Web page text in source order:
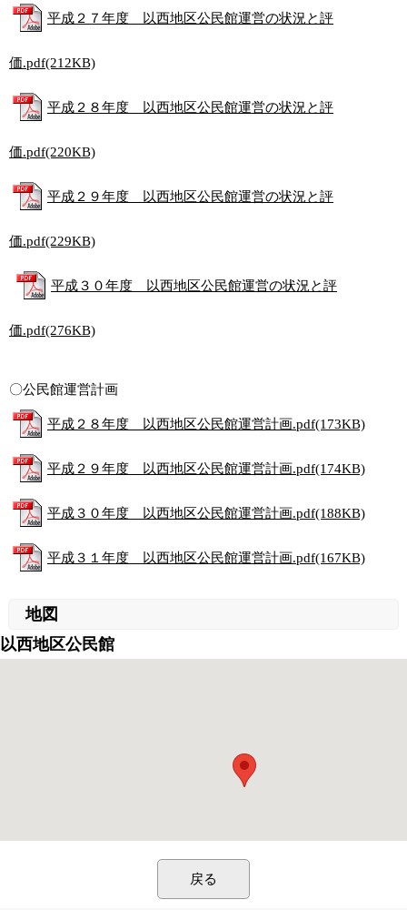
平成２７年度 以西地区公民館運営の状況と評
価.pdf(212KB)
平成２８年度 以西地区公民館運営の状況と評
価.pdf(220KB)
平成２９年度 以西地区公民館運営の状況と評
価.pdf(229KB)
平成３０年度 以西地区公民館運営の状況と評
価.pdf(276KB)
〇公民館運営計画
平成２８年度 以西地区公民館運営計画.pdf(173KB)
平成２９年度 以西地区公民館運営計画.pdf(174KB)
平成３０年度 以西地区公民館運営計画.pdf(188KB)
平成３１年度 以西地区公民館運営計画.pdf(167KB)
地図
以西地区公民館
戻る